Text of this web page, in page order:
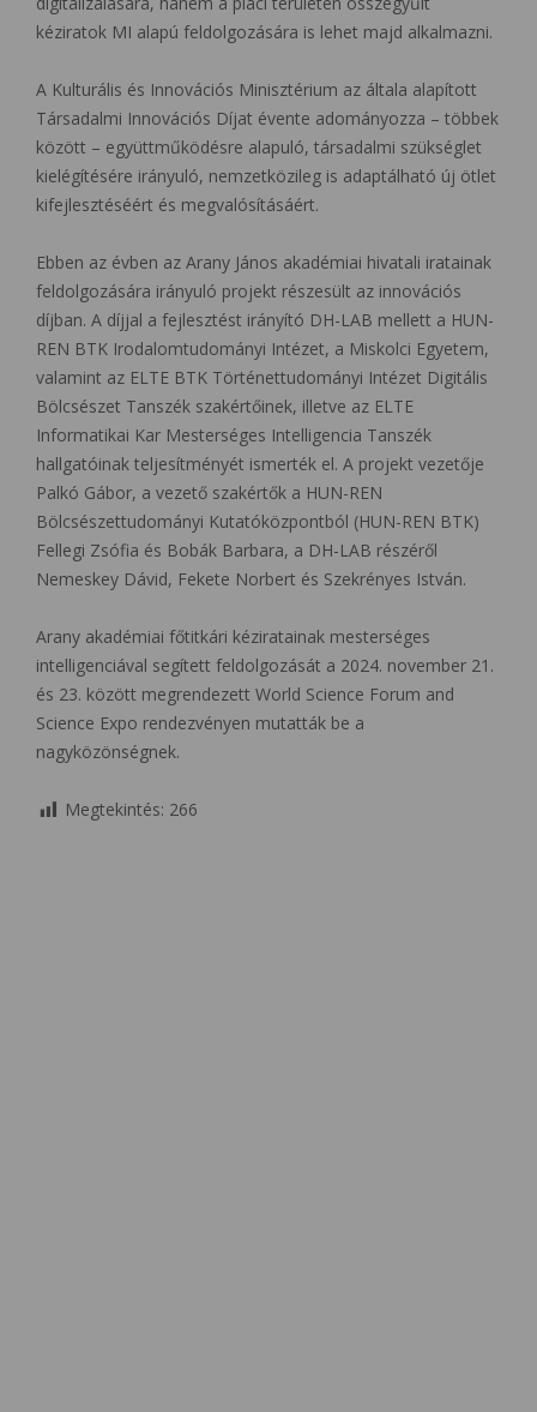
kéziratok MI alapú feldolgozására is lehet majd alkalmazni.
A Kulturális és Innovációs Minisztérium az általa alapított
Társadalmi Innovációs Díjat évente adományozza – többek
között – együttműködésre alapuló, társadalmi szükséglet
kielégítésére irányuló, nemzetközileg is adaptálható új ötlet
kifejlesztéséért és megvalósításáért.
Ebben az évben az Arany János akadémiai hivatali iratainak
feldolgozására irányuló projekt részesült az innovációs
díjban. A díjjal a fejlesztést irányító DH-LAB mellett a HUN-
REN BTK Irodalomtudományi Intézet, a Miskolci Egyetem,
valamint az ELTE BTK Történettudományi Intézet Digitális
Bölcsészet Tanszék szakértőinek, illetve az ELTE
Informatikai Kar Mesterséges Intelligencia Tanszék
hallgatóinak teljesítményét ismerték el. A projekt vezetője
Palkó Gábor, a vezető szakértők a HUN-REN
Bölcsészettudományi Kutatóközpontból (HUN-REN BTK)
Fellegi Zsófia és Bobák Barbara, a DH-LAB részéről
Nemeskey Dávid, Fekete Norbert és Szekrényes István.
Arany akadémiai főtitkári kéziratainak mesterséges
intelligenciával segített feldolgozását a 2024. november 21.
és 23. között megrendezett World Science Forum and
Science Expo rendezvényen mutatták be a
nagyközönségnek.
Megtekintés: 266